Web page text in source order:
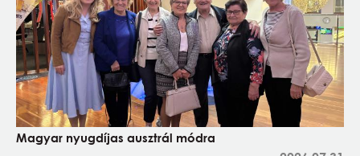
Magyar nyugdíjas ausztrál módra